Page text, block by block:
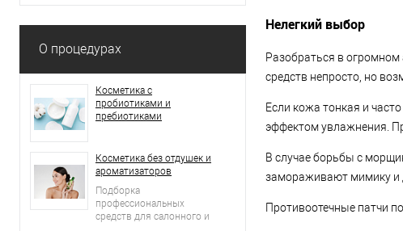
О процедурах
Косметика с
пробиотиками и
пребиотиками
Косметика без отдушек и
ароматизаторов
Подборка
профессиональных
средств для салонного и
Нелегкий выбор
Разобраться в огромном
средств непросто, но
Если кожа тонкая и
эффектом увлажнения.
В случае борьбы с
замораживают мимику и
Противоотечные патчи